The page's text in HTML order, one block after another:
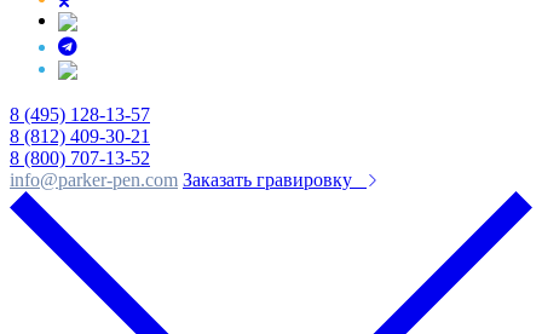
8 (495) 128-13-57
8 (812) 409-30-21
8 (800) 707-13-52
info@parker-pen.com Заказать гравировку